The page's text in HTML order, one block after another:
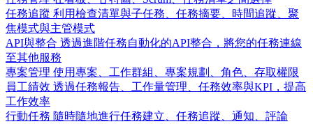
任務追蹤 利用檢查清單與子任務、任務摘要、時間追蹤、聚
焦模式與主管模式
API與整合 透過進階任務自動化的API整合，將您的任務連線
至其他服務
專案管理 使用專案、工作群組、專案規劃、角色、存取權限
員工績效 透過任務報告、工作量管理、任務效率與KPI，提高
工作效率
行動任務 隨時隨地進行任務建立、任務追蹤、通知、評論